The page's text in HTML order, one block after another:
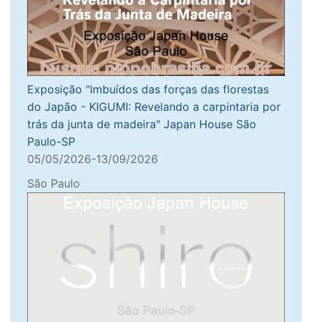
Exposição "Imbuídos das forças das florestas
do Japão - KIGUMI: Revelando a carpintaria por
trás da junta de madeira" Japan House São
Paulo-SP
05/05/2026-13/09/2026
São Paulo